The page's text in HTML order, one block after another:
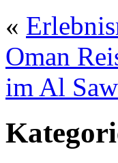
«
Oman
im Al